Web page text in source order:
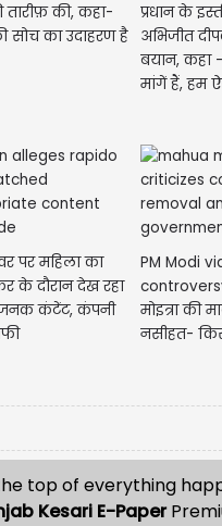
तारीफ़ की, कहा-
सोच का उदाहरण है
प्रधान के
अभिजीत
बयान, कहा
मांगें हैं, हम
पर महिला का
के दौरान देख रहा
कंटेंट, कंपनी
PM Modi
मोइत्रा की
नसीहत-
top of everything
Kesari E-Paper